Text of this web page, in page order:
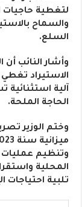
لتغطية حاجيات
والسماح
السلع.
وأشار النائب
الاستيراد
آلية
الحاجة الملحة.
وختم الوزير
وتنظيم عمليات
المحلية
تلبية احتياجات